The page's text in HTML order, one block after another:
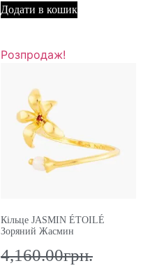
Додати в кошик
Розпродаж!
Кільце JASMIN ÉTOILÉ
Зоряний Жасмин
4,160.00грн.